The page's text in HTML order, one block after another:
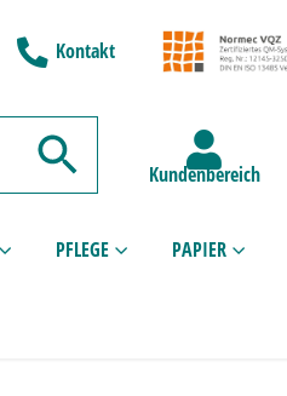
Kontakt
Kundenbereich
PFLEGE PAPIER